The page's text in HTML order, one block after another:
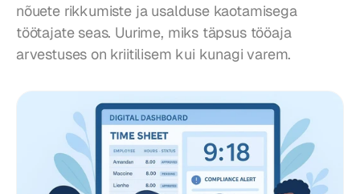
nõuete rikkumiste ja usalduse kaotamisega
töötajate seas. Uurime, miks täpsus tööaja
arvestuses on kriitilisem kui kunagi varem.